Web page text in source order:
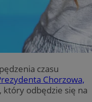
czasu
Chorzowa,
który odbędzie się na